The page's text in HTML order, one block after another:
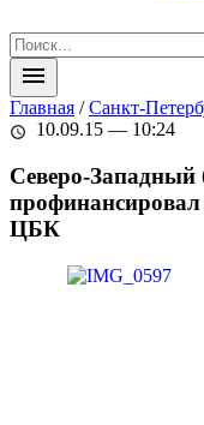
menu
Главная /Санкт-
schedule 10.09.15 — 10:24
Северо-Западный
ЦБК